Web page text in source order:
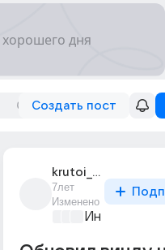
Создать пост
krutoi_891
7лет
Изменено